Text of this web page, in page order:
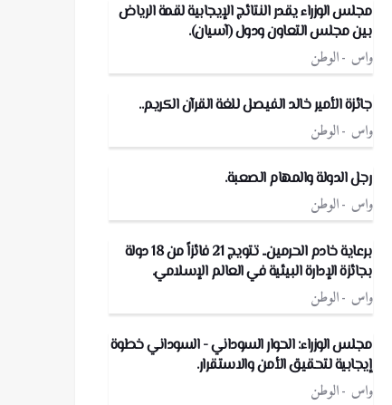
مجلس الوزراء يقدر النتائج الإيجابية لقمة الرياض
بين مجلس التعاون ودول (آسيان).
واس الوطن
جائزة الأمير خالد الفيصل للغة القرآن الكريم..
واس الوطن
رجل الدولة والمهام الصعبة.
واس الوطن
برعاية خادم الحرمين.. تتويج 21 فائزاً من 18 دولة
بجائزة الإدارة البيئية في العالم الإسلامي.
واس الوطن
مجلس الوزراء: الحوار السوداني - السوداني خطوة
إيجابية لتحقيق الأمن والاستقرار.
واس الوطن